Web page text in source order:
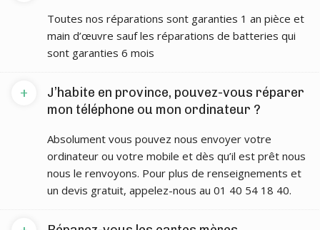
Toutes nos réparations sont garanties 1 an pièce et
main d’œuvre sauf les réparations de batteries qui
sont garanties 6 mois
J’habite en province, pouvez-vous réparer
mon téléphone ou mon ordinateur ?
+
Absolument vous pouvez nous envoyer votre
ordinateur ou votre mobile et dès qu’il est prêt nous
nous le renvoyons. Pour plus de renseignements et
un devis gratuit, appelez-nous au 01 40 54 18 40.